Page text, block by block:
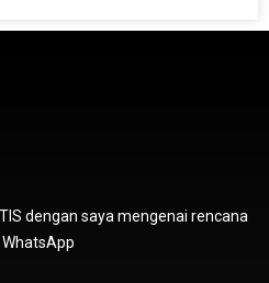
dengan saya mengenai rencana